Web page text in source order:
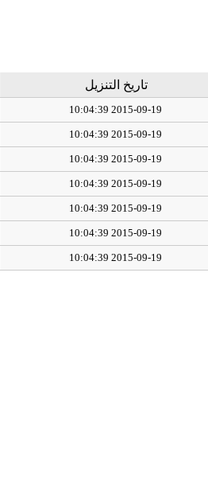
تاريخ التنزيل
2015-09-19 10:04:39
2015-09-19 10:04:39
2015-09-19 10:04:39
2015-09-19 10:04:39
2015-09-19 10:04:39
2015-09-19 10:04:39
2015-09-19 10:04:39